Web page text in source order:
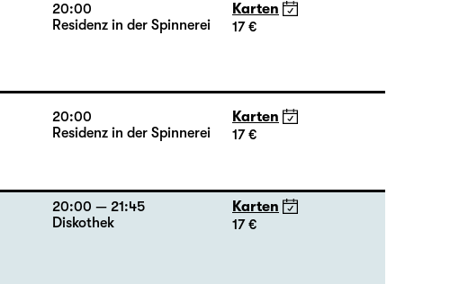
Karten
17 €
20:00
Residenz in der Spinnerei
Karten
17 €
20:00
Residenz in der Spinnerei
Karten
17 €
20:00 — 21:45
Diskothek